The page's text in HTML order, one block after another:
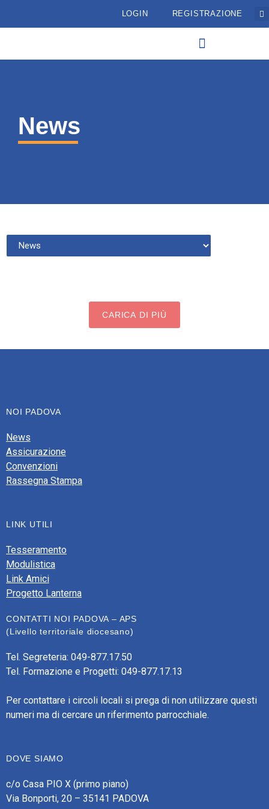
LOGIN REGISTRAZIONE
News
CARICA DI PIÙ
NOI PADOVA
News
Assicurazione
Convenzioni
Rassegna Stampa
LINK UTILI
Tesseramento
Modulistica
Link Amici
Progetto Lanterna
CONTATTI NOI PADOVA – APS
(Livello territoriale diocesano)
Tel. Segreteria: 049-877.17.50
Tel. Formazione e Progetti: 049-877.17.13
Per contattare i circoli locali si prega di non utilizzare questi
numeri ma di cercare un riferimento parrocchiale.
DOVE SIAMO
c/o Casa PIO X (primo piano)
Via Bonporti, 20 – 35141 PADOVA